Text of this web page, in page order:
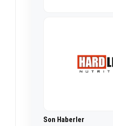
Son Haberler